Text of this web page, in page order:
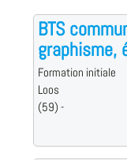
BTS
graphisme,
Formation initiale
Loos
(59) -